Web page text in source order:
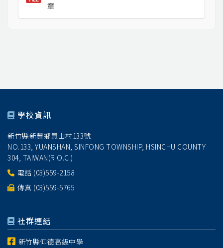
章
學校資訊
新竹縣新豐鄉員山村133號
NO.133, YUANSHAN, SINFONG TOWNSHIP, HSINCHU COUNTY
304, TAIWAN(R.O.C.)
電話 (03)559-2158
傳真 (03)559-5765
社群連結
新竹縣仰德高級中學